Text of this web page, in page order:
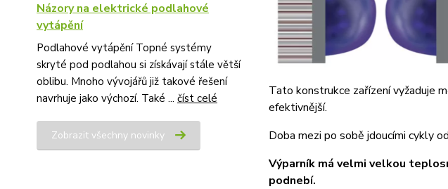
Názory na elektrické podlahové
vytápění
Podlahové vytápění Topné systémy
skryté pod podlahou si získávají stále větší
oblibu. Mnoho vývojářů již takové řešení
navrhuje jako výchozí. Také ... číst celé
Zobrazit všechny novinky
Tato konstrukce zařízení vyžaduje
efektivnější.
Doba mezi po sobě jdoucími cykly
Výparník má velmi velkou
podnebí.